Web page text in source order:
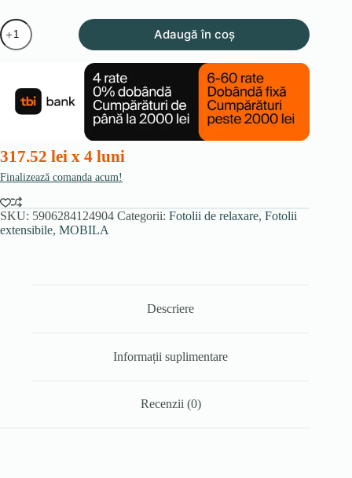
Cantitate
Fotoliu
extensibil
masaj
SEBASTIAN,
velur
Adaugă în coș
317.52 lei x 4 luni
Finalizează comanda acum!
SKU: 5906284124904 Categorii: Fotolii de relaxare, Fotolii
extensibile, MOBILA
Descriere
Informații suplimentare
Recenzii (0)